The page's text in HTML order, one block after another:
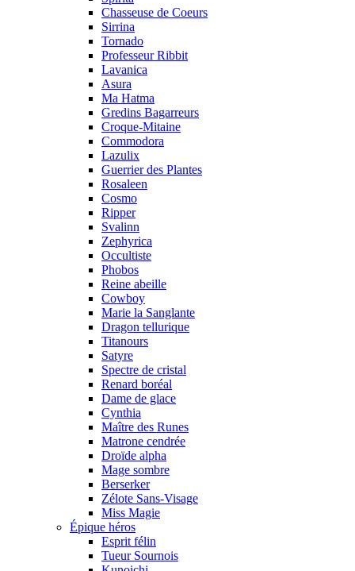
Chasseuse de Coeurs
Sirrina
Tornado
Professeur Ribbit
Lavanica
Asura
Ma Hatma
Gredins Bagarreurs
Croque-Mitaine
Commodora
Lazulix
Guerrier des Plantes
Rosaleen
Cosmo
Ripper
Svalinn
Zephyrica
Occultiste
Phobos
Reine abeille
Cowboy
Marie la Sanglante
Dragon tellurique
Titanours
Satyre
Spectre de cristal
Renard boréal
Dame de glace
Cynthia
Maître des Runes
Matrone cendrée
Droïde alpha
Mage sombre
Berserker
Zélote Sans-Visage
Miss Magie
Épique héros
Esprit félin
Tueur Sournois